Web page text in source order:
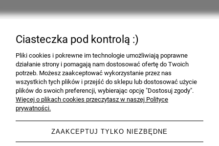
Informacje
O nas
Ciasteczka pod kontrolą :)
Pliki cookies i pokrewne im technologie umożliwiają poprawne
działanie strony i pomagają nam dostosować ofertę do Twoich
potrzeb. Możesz zaakceptować wykorzystanie przez nas
wszystkich tych plików i przejść do sklepu lub dostosować użycie
plików do swoich preferencji, wybierając opcję "Dostosuj zgody".
Więcej o plikach cookies przeczytasz w naszej Polityce
prywatności.
ZAAKCEPTUJ TYLKO NIEZBĘDNE